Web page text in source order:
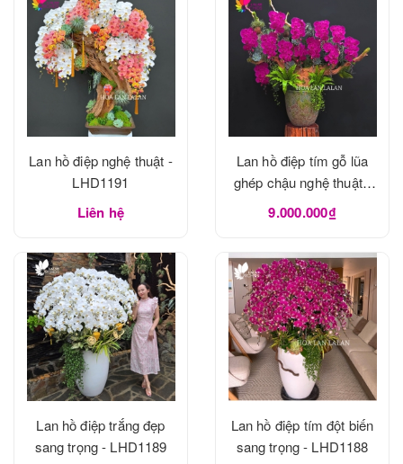
Lan hồ điệp nghệ thuật -
LHD1191
Liên hệ
Lan hồ điệp tím gỗ lũa
ghép chậu nghệ thuật -
LHD1190
9.000.000₫
Lan hồ điệp trắng đẹp
sang trọng - LHD1189
Lan hồ điệp tím đột biến
sang trọng - LHD1188